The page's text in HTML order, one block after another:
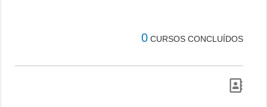
0 CURSOS CONCLUÍDOS